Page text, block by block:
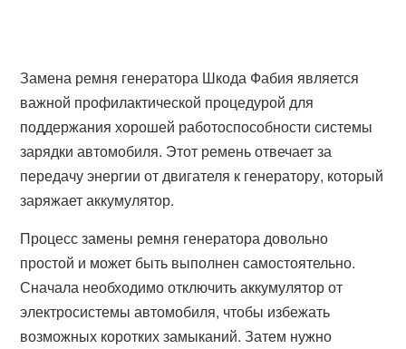
Замена ремня генератора Шкода Фабия является
важной профилактической процедурой для
поддержания хорошей работоспособности системы
зарядки автомобиля. Этот ремень отвечает за
передачу энергии от двигателя к генератору, который
заряжает аккумулятор.
Процесс замены ремня генератора довольно
простой и может быть выполнен самостоятельно.
Сначала необходимо отключить аккумулятор от
электросистемы автомобиля, чтобы избежать
возможных коротких замыканий. Затем нужно